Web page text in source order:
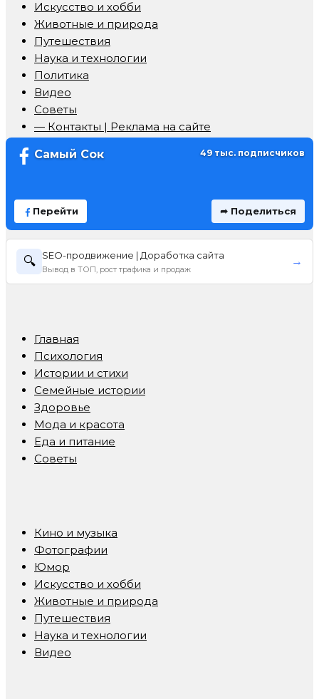
Искусство и хобби
Животные и природа
Путешествия
Наука и технологии
Политика
Видео
Советы
— Контакты | Реклама на сайте
Самый Сок 49 тыс. подписчиков
Перейти ➦ Поделиться
🔍 SEO-продвижение | Доработка сайта
Вывод в ТОП, рост трафика и продаж
→
Главная
Психология
Истории и стихи
Семейные истории
Здоровье
Мода и красота
Еда и питание
Советы
Кино и музыка
Фотографии
Юмор
Искусство и хобби
Животные и природа
Путешествия
Наука и технологии
Видео